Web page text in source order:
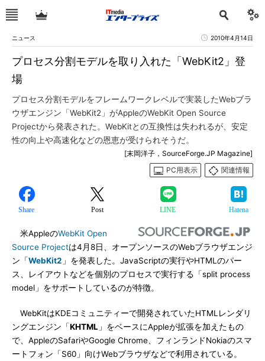
ニュース 2010年4月14日
プロセス分割モデルを取り入れた「WebKit2」登
場
プロセス分割モデルをフレームワークレベルで実装したWebブラ
ウザエンジン「WebKit2」がAppleのWebKit Open Source
Projectから発表された。WebKitとの互換性は失われるが、安定
性の向上や高速化などの恩恵が受けられそうだ。
[末岡洋子，SourceForge.JP Magazine]
PC用表示
関連情報
Share Post LINE Hatena
米AppleのWebKit Open
Source Projectは4月8日、オープンソースのWebブラウザエンジ
ン「WebKit2 」を発表した。JavaScriptの実行やHTMLのパー
ス、レイアウトなどを個別のプロセスで実行する「split process
model」をサポートしているのが特徴。
WebKitはKDEコミュニティーで開発されていたHTMLレンダリ
ングエンジン「KHTML 」をベースにAppleが拡張を加えたもの
で、AppleのSafariやGoogle Chrome、フィンランドNokiaのスマ
ートフォン「S60」向けWebブラウザなどで利用されている。